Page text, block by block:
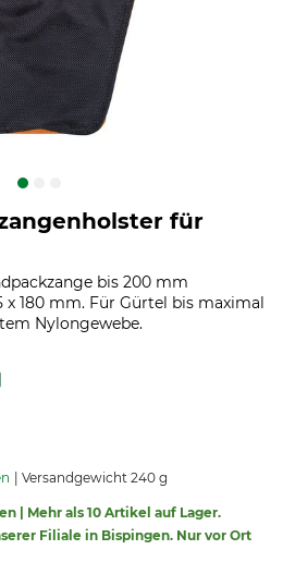
für
bis 200 mm
x 180 mm. Für Gürtel bis maximal
Nylongewebe.
Versandgewicht 240 g
| Mehr als 10 Artikel auf Lager.
Filiale in Bispingen. Nur vor Ort